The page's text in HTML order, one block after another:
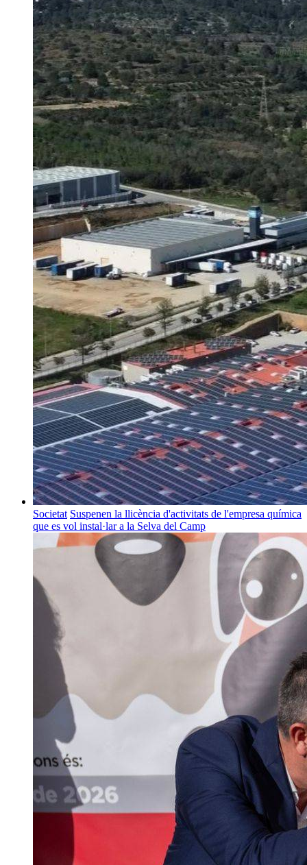
Societat Suspenen la llicència d'activitats de l'empresa química
que es vol instal·lar a la Selva del Camp